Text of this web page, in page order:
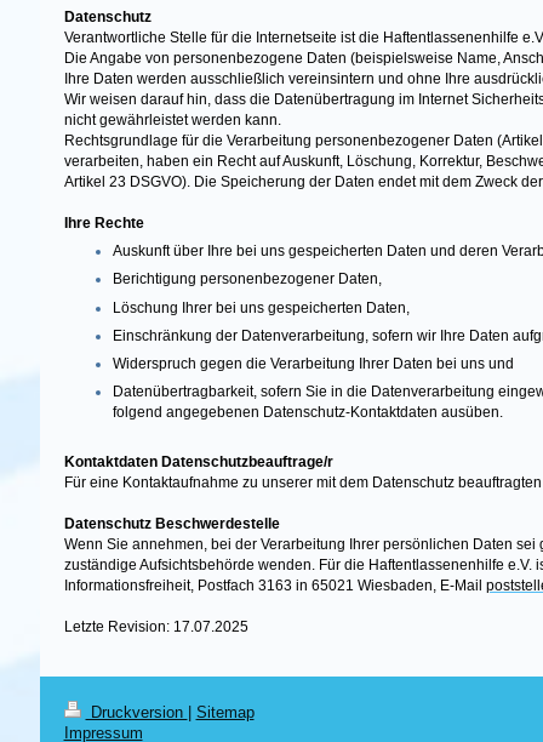
Datenschutz
Verantwortliche Stelle für die Internetseite ist die Haftentlassenenhilfe
Die Angabe von personenbezogene Daten (beispielsweise Name,
Ihre Daten werden ausschließlich vereinsintern und ohne Ihre
Wir weisen darauf hin, dass die Datenübertragung im Internet
nicht gewährleistet werden kann.
Rechtsgrundlage für die Verarbeitung personenbezogener Daten
verarbeiten, haben ein Recht auf Auskunft, Löschung, Korrektur,
Artikel 23 DSGVO). Die Speicherung der Daten endet mit dem Zweck
Ihre Rechte
Auskunft über Ihre bei uns gespeicherten Daten und deren
Berichtigung personenbezogener Daten,
Löschung Ihrer bei uns gespeicherten Daten,
Einschränkung der Datenverarbeitung, sofern wir Ihre Daten
Widerspruch gegen die Verarbeitung Ihrer Daten bei uns und
Datenübertragbarkeit, sofern Sie in die Datenverarbeitung
folgend angegebenen Datenschutz-Kontaktdaten ausüben.
Kontaktdaten Datenschutzbeauftrage/r
Für eine Kontaktaufnahme zu unserer mit dem Datenschutz
Datenschutz Beschwerdestelle
Wenn Sie annehmen, bei der Verarbeitung Ihrer persönlichen Daten
zuständige Aufsichtsbehörde wenden. Für die Haftentlassenenhilfe
Informationsfreiheit, Postfach 3163 in 65021 Wiesbaden, E-Mail
Letzte Revision: 17.07.2025
Druckversion
Sitemap
Impressum